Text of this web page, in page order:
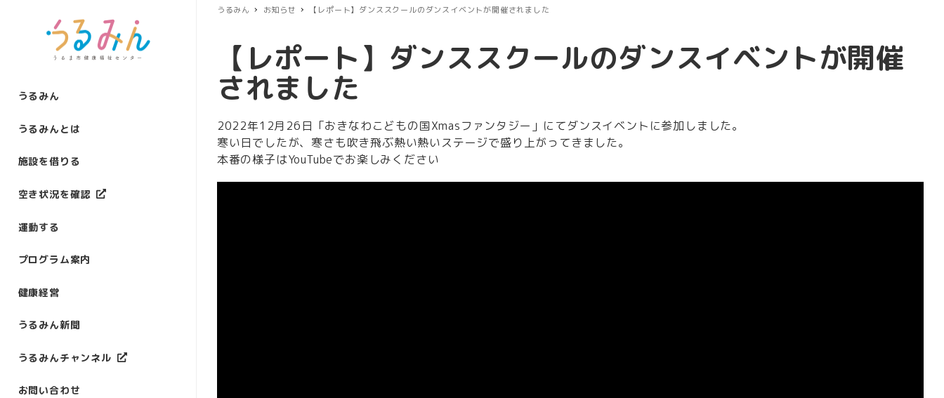
うるみん
うるみんとは
施設を借りる
空き状況を確認
運動する
プログラム案内
健康経営
うるみん新聞
うるみんチャンネル
お問い合わせ
うるみん お知らせ 【レポート】ダンススクールのダンスイベントが開催されました
【レポート】ダンススクールのダンスイベントが開催
されました
2022年12月26日「おきなわこどもの国Xmasファンタジー」にてダンスイベントに参加しました。
寒い日でしたが、寒さも吹き飛ぶ熱い熱いステージで盛り上がってきました。
本番の様子はYouTubeでお楽しみください